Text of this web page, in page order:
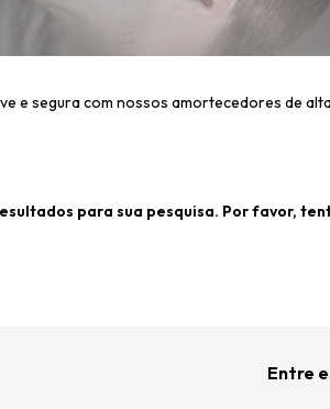
e segura com nossos amortecedores de
para sua pesquisa. Por favor,
Entre